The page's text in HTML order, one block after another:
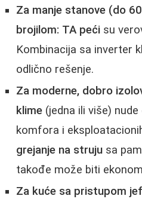
Za manje stanove (do
brojilom: TA peći su
Kombinacija sa inverter
odlično rešenje.
Za moderne, dobro
klime (jedna ili više)
komfora i
grejanje na struju sa
takođe može biti
Za kuće sa pristupom